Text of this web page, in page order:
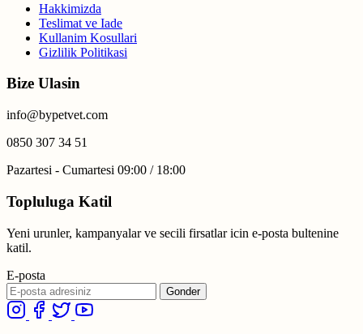
Hakkimizda
Teslimat ve Iade
Kullanim Kosullari
Gizlilik Politikasi
Bize Ulasin
info@bypetvet.com
0850 307 34 51
Pazartesi - Cumartesi 09:00 / 18:00
Topluluga Katil
Yeni urunler, kampanyalar ve secili firsatlar icin e-posta bultenine
katil.
E-posta
Gonder